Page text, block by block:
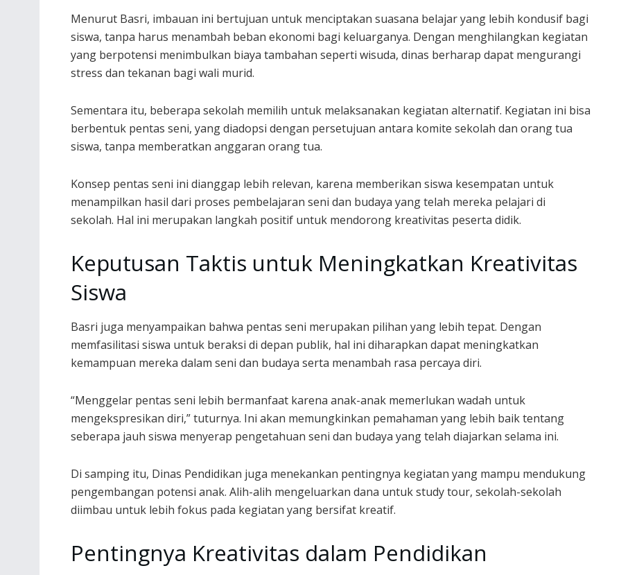
Menurut Basri, imbauan ini bertujuan untuk menciptakan suasana belajar yang lebih kondusif bagi
siswa, tanpa harus menambah beban ekonomi bagi keluarganya. Dengan menghilangkan kegiatan
yang berpotensi menimbulkan biaya tambahan seperti wisuda, dinas berharap dapat mengurangi
stress dan tekanan bagi wali murid.
Sementara itu, beberapa sekolah memilih untuk melaksanakan kegiatan alternatif. Kegiatan ini bisa
berbentuk pentas seni, yang diadopsi dengan persetujuan antara komite sekolah dan orang tua
siswa, tanpa memberatkan anggaran orang tua.
Konsep pentas seni ini dianggap lebih relevan, karena memberikan siswa kesempatan untuk
menampilkan hasil dari proses pembelajaran seni dan budaya yang telah mereka pelajari di
sekolah. Hal ini merupakan langkah positif untuk mendorong kreativitas peserta didik.
Keputusan Taktis untuk Meningkatkan Kreativitas
Siswa
Basri juga menyampaikan bahwa pentas seni merupakan pilihan yang lebih tepat. Dengan
memfasilitasi siswa untuk beraksi di depan publik, hal ini diharapkan dapat meningkatkan
kemampuan mereka dalam seni dan budaya serta menambah rasa percaya diri.
“Menggelar pentas seni lebih bermanfaat karena anak-anak memerlukan wadah untuk
mengekspresikan diri,” tuturnya. Ini akan memungkinkan pemahaman yang lebih baik tentang
seberapa jauh siswa menyerap pengetahuan seni dan budaya yang telah diajarkan selama ini.
Di samping itu, Dinas Pendidikan juga menekankan pentingnya kegiatan yang mampu mendukung
pengembangan potensi anak. Alih-alih mengeluarkan dana untuk study tour, sekolah-sekolah
diimbau untuk lebih fokus pada kegiatan yang bersifat kreatif.
Pentingnya Kreativitas dalam Pendidikan